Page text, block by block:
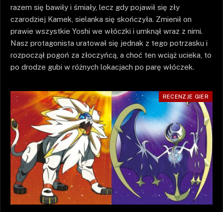
razem się bawiły i śmiały, lecz gdy pojawił się zły
czarodziej Kamek, sielanka się skończyła. Zmienił on
prawie wszystkie Yoshi we włóczki i umknął wraz z nimi.
Nasz protagonista uratował się jednak z tego potrzasku i
rozpoczął pogoń za złoczyńcą, a choć ten wciąż ucieka, to
po drodze gubi w różnych lokacjach po parę włóczek.
RECENZJE GIER